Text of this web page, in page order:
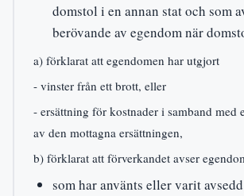
domstol i en annan stat och som
berövande av egendom när
a) förklarat att egendomen har utgjort
- vinster från ett brott, eller
- ersättning för kostnader i samband med
av den mottagna ersättningen,
b) förklarat att förverkandet avser
som har använts eller varit